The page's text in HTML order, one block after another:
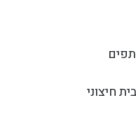
חיצוני